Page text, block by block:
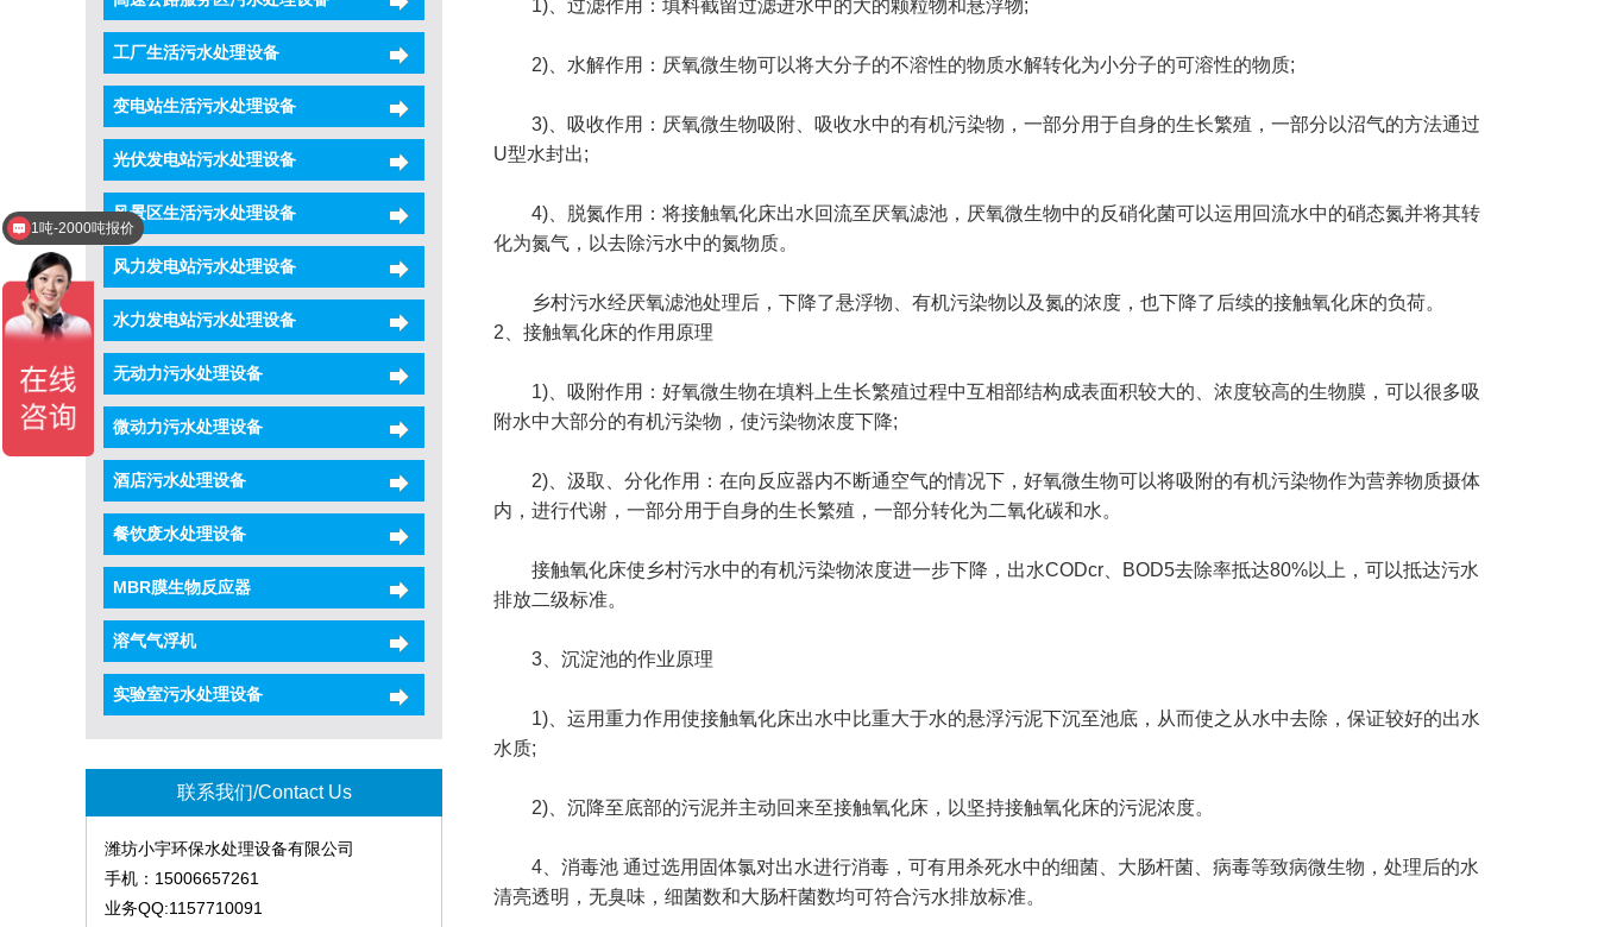
工厂生活污水处理设备
变电站生活污水处理设备
光伏发电站污水处理设备
风景区生活污水处理设备
风力发电站污水处理设备
水力发电站污水处理设备
无动力污水处理设备
微动力污水处理设备
酒店污水处理设备
餐饮废水处理设备
MBR膜生物反应器
溶气气浮机
实验室污水处理设备
联系我们/Contact Us
潍坊小宇环保水处理设备有限公司
手机：15006657261
业务QQ:1157710091
1)、过滤作用：填料截留过滤进水中的大的颗粒物和悬浮物;
2)、水解作用：厌氧微生物可以将大分子的不溶性的物质水解转化为小分子的可溶性的物质;
3)、吸收作用：厌氧微生物吸附、吸收水中的有机污染物，一部分用于自身的生长繁殖，一部分以沼气的方法通过
U型水封出;
4)、脱氮作用：将接触氧化床出水回流至厌氧滤池，厌氧微生物中的反硝化菌可以运用回流水中的硝态氮并将其转
化为氮气，以去除污水中的氮物质。
乡村污水经厌氧滤池处理后，下降了悬浮物、有机污染物以及氮的浓度，也下降了后续的接触氧化床的负荷。
2、接触氧化床的作用原理
1)、吸附作用：好氧微生物在填料上生长繁殖过程中互相部结构成表面积较大的、浓度较高的生物膜，可以很多吸
附水中大部分的有机污染物，使污染物浓度下降;
2)、汲取、分化作用：在向反应器内不断通空气的情况下，好氧微生物可以将吸附的有机污染物作为营养物质摄体
内，进行代谢，一部分用于自身的生长繁殖，一部分转化为二氧化碳和水。
接触氧化床使乡村污水中的有机污染物浓度进一步下降，出水CODcr、BOD5去除率抵达80%以上，可以抵达污水
排放二级标准。
3、沉淀池的作业原理
1)、运用重力作用使接触氧化床出水中比重大于水的悬浮污泥下沉至池底，从而使之从水中去除，保证较好的出水
水质;
2)、沉降至底部的污泥并主动回来至接触氧化床，以坚持接触氧化床的污泥浓度。
4、消毒池 通过选用固体氯对出水进行消毒，可有用杀死水中的细菌、大肠杆菌、病毒等致病微生物，处理后的水
清亮透明，无臭味，细菌数和大肠杆菌数均可符合污水排放标准。
1吨-2000吨报价